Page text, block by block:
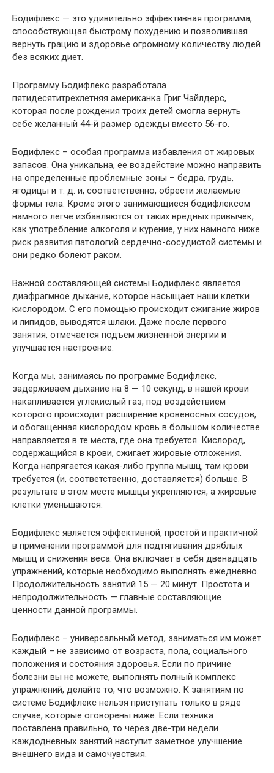
Бодифлекс — это удивительно эффективная программа,
способствующая быстрому похудению и позволившая
вернуть грацию и здоровье огромному количеству людей
без всяких диет.
Программу Бодифлекс разработала
пятидесятитрехлетняя американка Григ Чайлдерс,
которая после рождения троих детей смогла вернуть
себе желанный 44-й размер одежды вместо 56-го.
Бодифлекс – особая программа избавления от жировых
запасов. Она уникальна, ее воздействие можно направить
на определенные проблемные зоны – бедра, грудь,
ягодицы и т. д. и, соответственно, обрести желаемые
формы тела. Кроме этого занимающиеся бодифлексом
намного легче избавляются от таких вредных привычек,
как употребление алкоголя и курение, у них намного ниже
риск развития патологий сердечно-сосудистой системы и
они редко болеют раком.
Важной составляющей системы Бодифлекс является
диафрагмное дыхание, которое насыщает наши клетки
кислородом. С его помощью происходит сжигание жиров
и липидов, выводятся шлаки. Даже после первого
занятия, отмечается подъем жизненной энергии и
улучшается настроение.
Когда мы, занимаясь по программе Бодифлекс,
задерживаем дыхание на 8 — 10 секунд, в нашей крови
накапливается углекислый газ, под воздействием
которого происходит расширение кровеносных сосудов,
и обогащенная кислородом кровь в большом количестве
направляется в те места, где она требуется. Кислород,
содержащийся в крови, сжигает жировые отложения.
Когда напрягается какая-либо группа мышц, там крови
требуется (и, соответственно, доставляется) больше. В
результате в этом месте мышцы укрепляются, а жировые
клетки уменьшаются.
Бодифлекс является эффективной, простой и практичной
в применении программой для подтягивания дряблых
мышц и снижения веса. Она включает в себя двенадцать
упражнений, которые необходимо выполнять ежедневно.
Продолжительность занятий 15 — 20 минут. Простота и
непродолжительность — главные составляющие
ценности данной программы.
Бодифлекс – универсальный метод, заниматься им может
каждый – не зависимо от возраста, пола, социального
положения и состояния здоровья. Если по причине
болезни вы не можете, выполнять полный комплекс
упражнений, делайте то, что возможно. К занятиям по
системе Бодифлекс нельзя приступать только в ряде
случае, которые оговорены ниже. Если техника
поставлена правильно, то через две-три недели
каждодневных занятий наступит заметное улучшение
внешнего вида и самочувствия.